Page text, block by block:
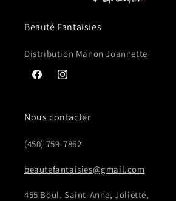
Beauté Fantaisies
Distribution Manon Joannette
FacebookInstagram
Nous contacter
(450) 759-7862
beautefantaisies@gmail.com
455 Boul. Saint-Anne, Joliette,